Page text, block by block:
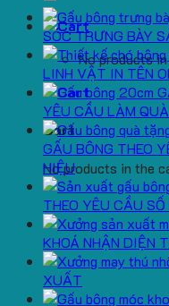
No products
Cart
No products in the
SÓC TRƯNG BÀY
LINH VẬT IN TÊN
YÊU CẦU LÀM
GẤU BÔNG THEO
HIỆU
THEO YÊU CẦU
KHOÁ NHẬN DIỆN
XUẤT